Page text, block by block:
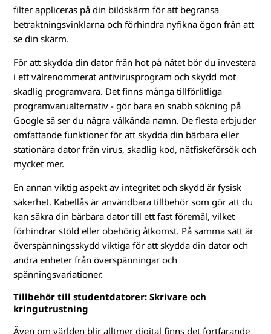
filter appliceras på din bildskärm för att begränsa
betraktningsvinklarna och förhindra nyfikna ögon från att
se din skärm.
För att skydda din dator från hot på nätet bör du investera
i ett välrenommerat antivirusprogram och skydd mot
skadlig programvara. Det finns många tillförlitliga
programvarualternativ - gör bara en snabb sökning på
Google så ser du några välkända namn. De flesta erbjuder
omfattande funktioner för att skydda din bärbara eller
stationära dator från virus, skadlig kod, nätfiskeförsök och
mycket mer.
En annan viktig aspekt av integritet och skydd är fysisk
säkerhet. Kabellås är användbara tillbehör som gör att du
kan säkra din bärbara dator till ett fast föremål, vilket
förhindrar stöld eller obehörig åtkomst. På samma sätt är
överspänningsskydd viktiga för att skydda din dator och
andra enheter från överspänningar och
spänningsvariationer.
Tillbehör till studentdatorer: Skrivare och
kringutrustning
Även om världen blir alltmer digital finns det fortfarande